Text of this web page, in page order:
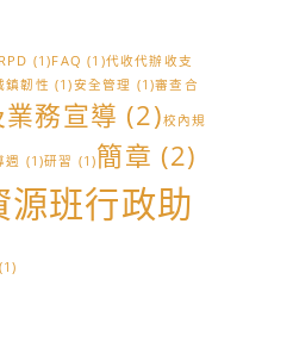
(1)FAQ (1)代收代辦收支
鎮韌性 (1)安全管理 (1)審查合
務宣導 (2)校內規
週 (1)研習 (1)簡章 (2)
源班行政助
(1)